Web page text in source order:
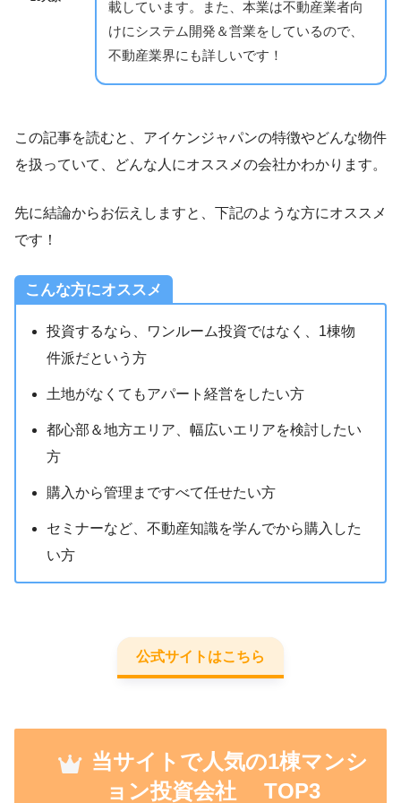
載しています。また、本業は不動産業者向
けにシステム開発＆営業をしているので、
不動産業界にも詳しいです！
この記事を読むと、アイケンジャパンの特徴やどんな物件
を扱っていて、どんな人にオススメの会社かわかります。
先に結論からお伝えしますと、下記のような方にオススメ
です！
こんな方にオススメ
投資するなら、ワンルーム投資ではなく、1棟物
件派だという方
土地がなくてもアパート経営をしたい方
都心部＆地方エリア、幅広いエリアを検討したい
方
購入から管理まですべて任せたい方
セミナーなど、不動産知識を学んでから購入した
い方
公式サイトはこちら
当サイトで人気の1棟マンシ
ョン投資会社 TOP3